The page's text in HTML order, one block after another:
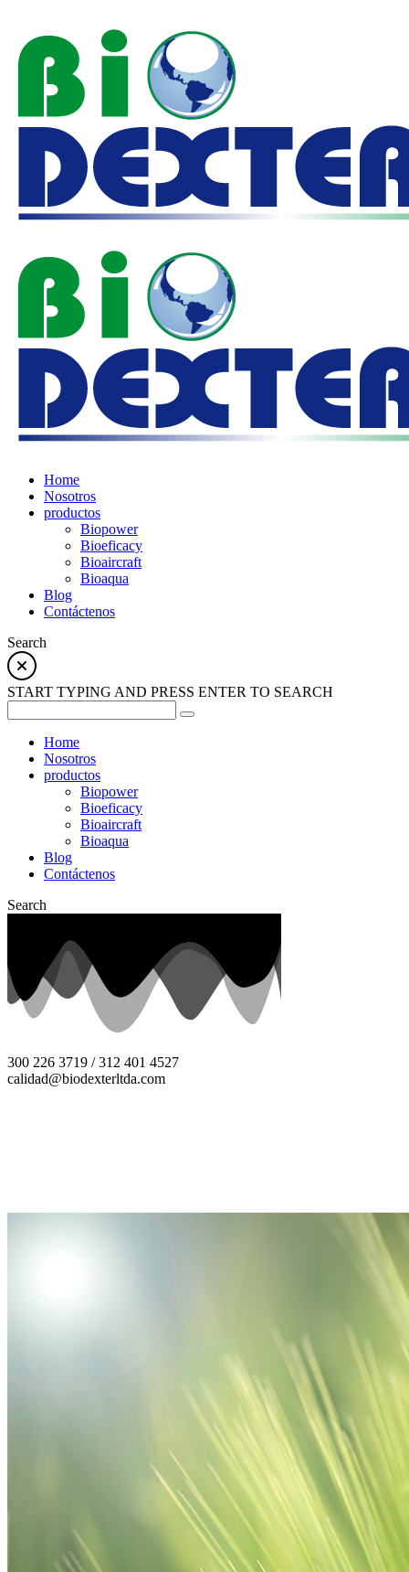
Home
Nosotros
productos
Biopower
Bioeficacy
Bioaircraft
Bioaqua
Blog
Contáctenos
Search
START TYPING AND PRESS ENTER TO SEARCH
Home
Nosotros
productos
Biopower
Bioeficacy
Bioaircraft
Bioaqua
Blog
Contáctenos
Search
300 226 3719 / 312 401 4527
calidad@biodexterltda.com